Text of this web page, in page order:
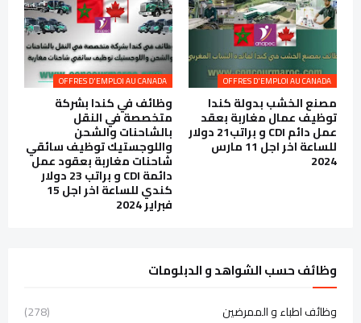
OFFRES D'EMPLOI AU CANADA
مصنع الخشب بدولة كندا
توظيف عمال مغاربة بعقد
عمل دائم CDI و براتب21 دولار
للساعة اخر اجل 11 مارس
2024
OFFRES D'EMPLOI AU CANADA
وظائف في كندا بشركة
متخصصة في النقل
بالشاحنات والشحن
واللوجستيك توظيف سائقي
شاحنات مغاربة بعقود عمل
دائمة CDI و براتب 23 دولار
كندي للساعة اخر اجل 15
فبراير 2024
وظائف حسب الشواهد و الدبلومات
وظائف اطباء و الممرضين
(278)